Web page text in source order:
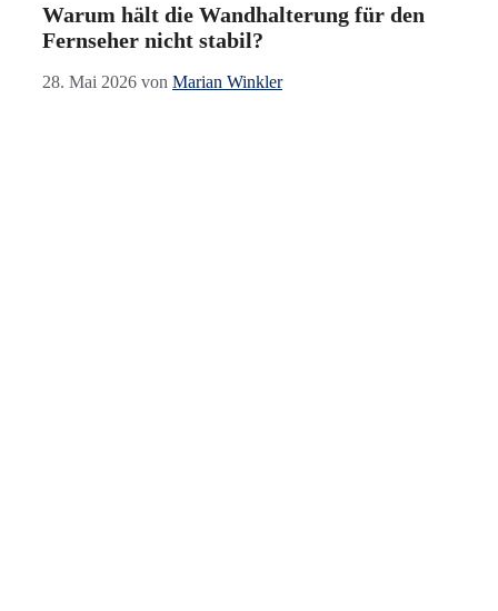
Warum hält die Wandhalterung für den
Fernseher nicht stabil?
28. Mai 2026 von Marian Winkler